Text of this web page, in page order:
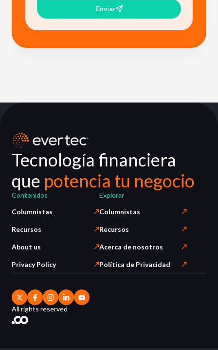
Enviar
Tecnología financiera
que potencia tu negocio
Contenidos
Columnistas
Recursos
About us
Privacy Policy
Explorar
Columnistas
Recursos
Acerca de nosotros
Política de Privacidad
All rights reserved